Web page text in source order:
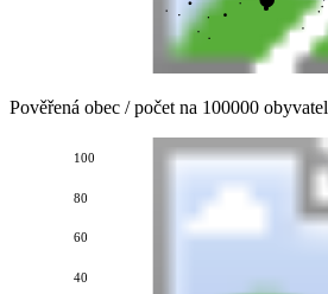
Pověřená obec / počet na 100000 obyvatel
40
60
80
100